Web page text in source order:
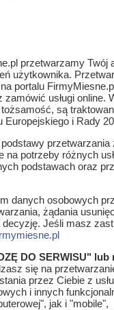
przetwarzamy Twój
użytkownika.
portalu
zamówić usługi online.
są
i Rady
na potrzeby różnych
podstawach oraz
danych osobowych
żądania
Jeśli masz
DO SERWISU"
się na
przez Ciebie z
i innych
jak i "mobile",